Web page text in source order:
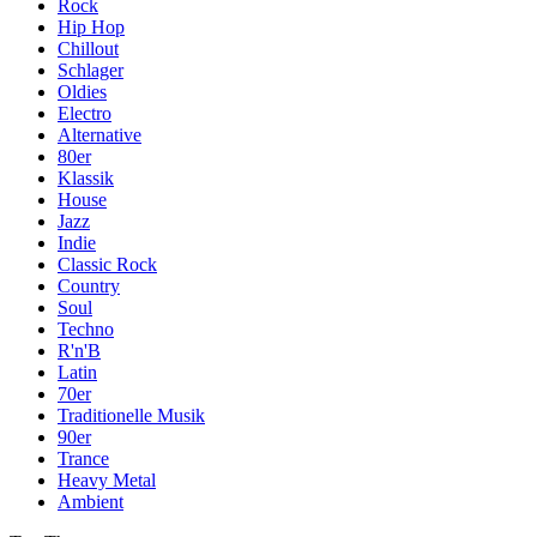
Rock
Hip Hop
Chillout
Schlager
Oldies
Electro
Alternative
80er
Klassik
House
Jazz
Indie
Classic Rock
Country
Soul
Techno
R'n'B
Latin
70er
Traditionelle Musik
90er
Trance
Heavy Metal
Ambient